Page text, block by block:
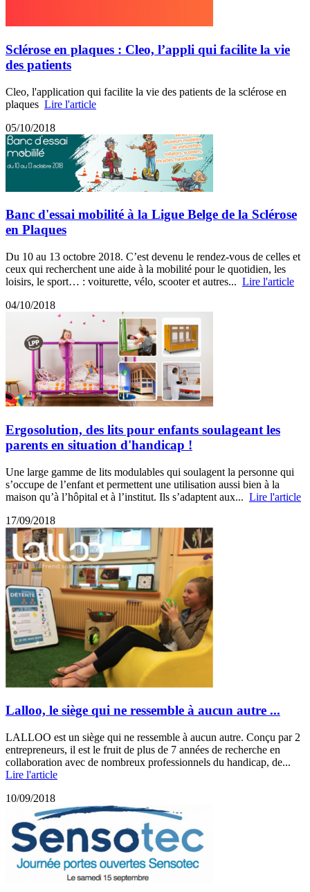
Sclérose en plaques : Cleo, l’appli qui facilite la vie
des patients
Cleo, l'application qui facilite la vie des patients de la sclérose en
plaques Lire l'article
05/10/2018
Banc d'essai mobilité à la Ligue Belge de la Sclérose
en Plaques
Du 10 au 13 octobre 2018. C’est devenu le rendez-vous de celles et
ceux qui recherchent une aide à la mobilité pour le quotidien, les
loisirs, le sport… : voiturette, vélo, scooter et autres... Lire l'article
04/10/2018
Ergosolution, des lits pour enfants soulageant les
parents en situation d'handicap !
Une large gamme de lits modulables qui soulagent la personne qui
s’occupe de l’enfant et permettent une utilisation aussi bien à la
maison qu’à l’hôpital et à l’institut. Ils s’adaptent aux... Lire l'article
17/09/2018
Lalloo, le siège qui ne ressemble à aucun autre ...
LALLOO est un siège qui ne ressemble à aucun autre. Conçu par 2
entrepreneurs, il est le fruit de plus de 7 années de recherche en
collaboration avec de nombreux professionnels du handicap, de...
Lire l'article
10/09/2018